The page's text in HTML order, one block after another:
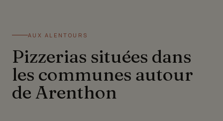
AUX ALENTOURS
Pizzerias situées dans
les communes autour
de Arenthon